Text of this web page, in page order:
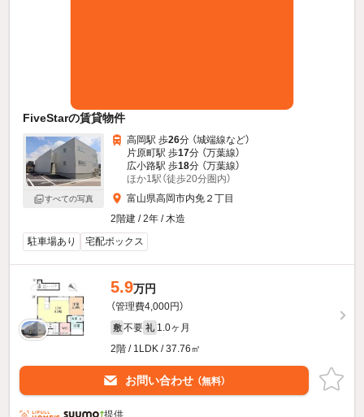
FiveStarの賃貸物件
すべての写真
高岡駅 歩26分 （城端線など）
片原町駅 歩17分 （万葉線）
広小路駅 歩18分 （万葉線）
ほか1駅（徒歩20分圏内）
富山県高岡市内免２丁目
2階建 / 2年 / 木造
駐車場あり
宅配ボックス
5.9万円
（管理費4,000円）
敷 不要 礼 1.0ヶ月
2階 / 1LDK / 37.76㎡
お問い合わせ （無料）